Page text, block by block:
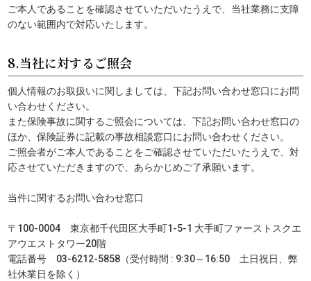
ご本人であることを確認させていただいたうえで、当社業務に支障
のない範囲内で対応いたします。
8.当社に対するご照会
個人情報のお取扱いに関しましては、下記お問い合わせ窓口にお問
い合わせください。
また保険事故に関するご照会については、下記お問い合わせ窓口の
ほか、保険証券に記載の事故相談窓口にお問い合わせください。
ご照会者がご本人であることをご確認させていただいたうえで、対
応させていただきますので、あらかじめご了承願います。
当件に関するお問い合わせ窓口
〒100-0004 東京都千代田区大手町1-5-1 大手町ファーストスクエ
アウエストタワー20階
電話番号 03-6212-5858（受付時間 : 9:30～16:50 土日祝日、弊
社休業日を除く）